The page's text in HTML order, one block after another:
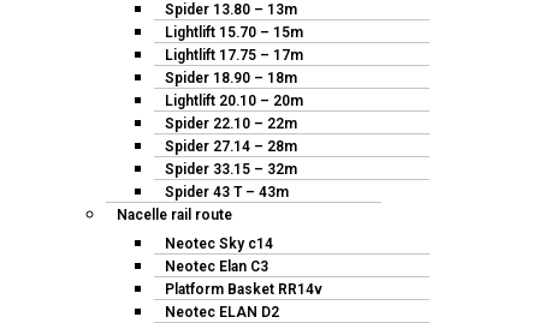
Spider 13.80 – 13m
Lightlift 15.70 – 15m
Lightlift 17.75 – 17m
Spider 18.90 – 18m
Lightlift 20.10 – 20m
Spider 22.10 – 22m
Spider 27.14 – 28m
Spider 33.15 – 32m
Spider 43 T – 43m
Nacelle rail route
Neotec Sky c14
Neotec Elan C3
Platform Basket RR14v
Neotec ELAN D2